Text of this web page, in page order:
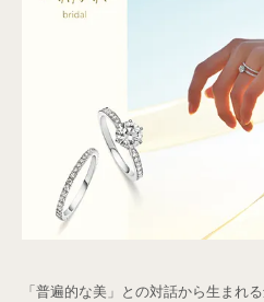
「普遍的な美」との対話から生まれ